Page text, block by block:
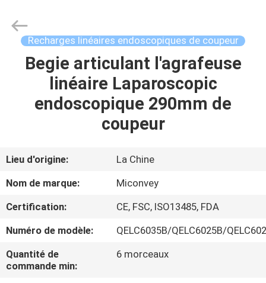
MAISON
PRODUITS
SUJET
DE
NOUS
VISITE
D'USINE
LTD.
Reserved.
Recharges linéaires endoscopiques de coupeur
Begie articulant l'agrafeuse
linéaire Laparoscopic
endoscopique 290mm de
coupeur
Lieu d'origine:
La Chine
Nom de marque:
Miconvey
Certification:
CE, FSC, ISO13485, FDA
Numéro de modèle:
QELC6035B/QELC6025B/
Quantité de
commande min:
6 morceaux